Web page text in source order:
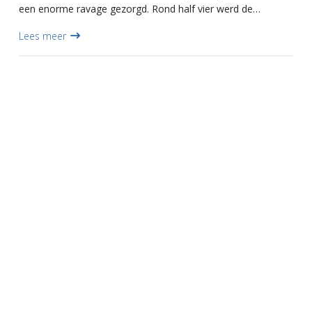
een enorme ravage gezorgd. Rond half vier werd de
zware explosie. Die kn...
Lees meer